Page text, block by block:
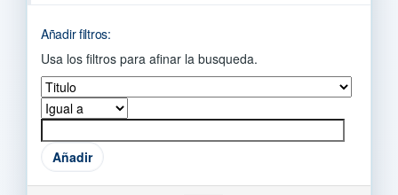
Añadir filtros:
Usa los filtros para afinar la busqueda.